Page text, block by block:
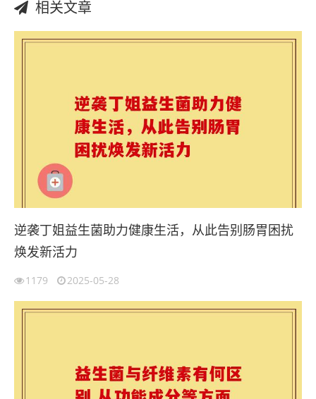
相关文章
逆袭丁姐益生菌助力健康生活，从此告别肠胃困扰
焕发新活力
1179 2025-05-28